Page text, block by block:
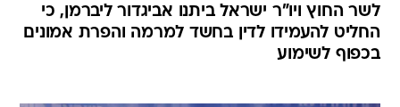
לשר החוץ ויו"ר ישראל ביתנו אביגדור ליברמן, כי
החליט להעמידו לדין בחשד למרמה והפרת אמונים
בכפוף לשימוע